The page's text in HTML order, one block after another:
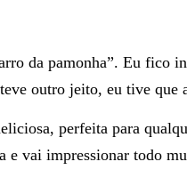
da pamonha”. Eu fico
outro jeito, eu tive
perfeita para
vai impressionar todo